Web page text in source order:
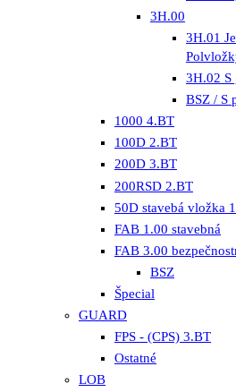
3H.00
3H.01
3H.02 S
BSZ / S
1000 4.BT
100D 2.BT
200D 3.BT
200RSD 2.BT
50D stavebá vložka
FAB 1.00 stavebná
FAB 3.00
BSZ
Špecial
GUARD
FPS - (CPS) 3.BT
Ostatné
LOB